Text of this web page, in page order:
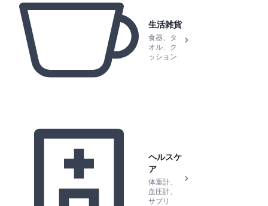
生活雑貨
食器、タ
オル、ク
ッション
ヘルスケ
ア
体重計、
血圧計、
サプリ